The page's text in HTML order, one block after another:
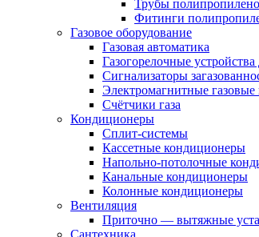
Трубы
Фитинги
Газовое оборудование
Газовая автоматика
Газогорелочные устройства
Сигнализаторы
Электромагнитные
Счётчики газа
Кондиционеры
Сплит-системы
Кассетные кондиционеры
Напольно-потолочные
Канальные кондиционеры
Колонные кондиционеры
Вентиляция
Приточно — вытяжные
Сантехника